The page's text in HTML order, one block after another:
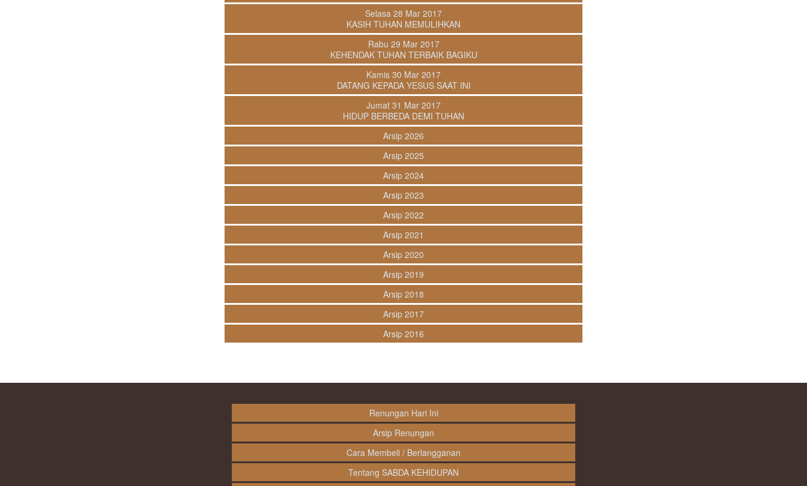
Selasa 28 Mar 2017
KASIH TUHAN MEMULIHKAN
Rabu 29 Mar 2017
KEHENDAK TUHAN TERBAIK BAGIKU
Kamis 30 Mar 2017
DATANG KEPADA YESUS SAAT INI
Jumat 31 Mar 2017
HIDUP BERBEDA DEMI TUHAN
Arsip 2026
Arsip 2025
Arsip 2024
Arsip 2023
Arsip 2022
Arsip 2021
Arsip 2020
Arsip 2019
Arsip 2018
Arsip 2017
Arsip 2016
Renungan Hari Ini
Arsip Renungan
Cara Membeli / Berlangganan
Tentang SABDA KEHIDUPAN